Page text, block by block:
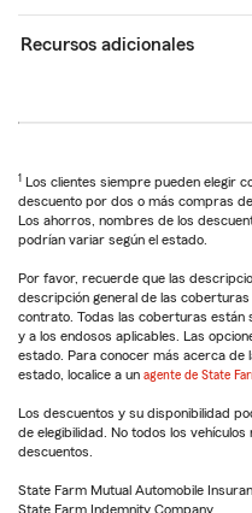
Recursos adicionales
1 Los clientes siempre pueden elegir
descuento por dos o más compras
Los ahorros, nombres de los
podrían variar según el estado.
Por favor, recuerde que las
descripción general de las
contrato. Todas las coberturas están
y a los endosos aplicables. Las
estado. Para conocer más acerca de
estado, localice a un agente de State
Los descuentos y su disponibilidad
de elegibilidad. No todos los
descuentos.
State Farm Mutual Automobile
State Farm Indemnity Company